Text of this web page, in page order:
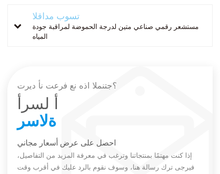
تسوب مداقلا
مستشعر رقمي صناعي متين لدرجة الحموضة لمراقبة جودة
المياه
؟جتنملا اذه نع فرعت نأ ديرت
أ لسرأ
ةلاسر
احصل على عرض أسعار مجاني
إذا كنت مهتمًا بمنتجاتنا وترغب في معرفة المزيد من التفاصيل،
فيرجى ترك رسالة هنا، وسوف نقوم بالرد عليك في أقرب وقت